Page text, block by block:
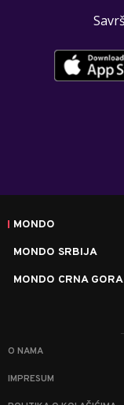
MONDO
MONDO SRBIJA
MONDO CRNA GORA
O NAMA
IMPRESUM